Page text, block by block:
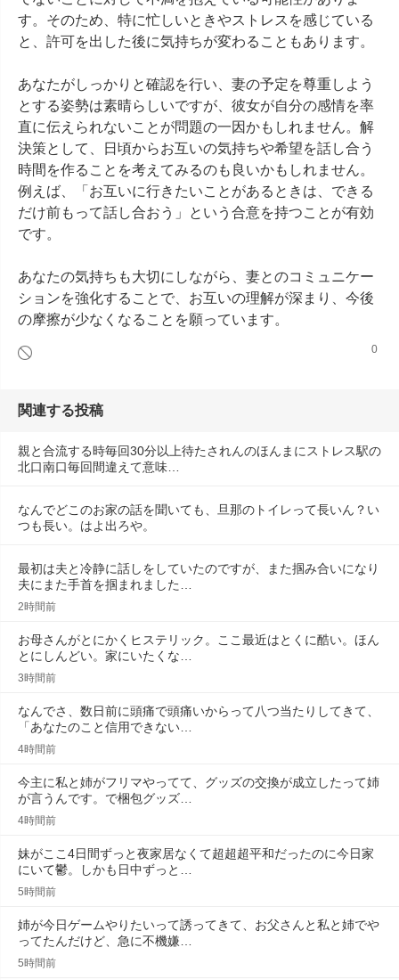
す。そのため、特に忙しいときやストレスを感じている
と、許可を出した後に気持ちが変わることもあります。
あなたがしっかりと確認を行い、妻の予定を尊重しよう
とする姿勢は素晴らしいですが、彼女が自分の感情を率
直に伝えられないことが問題の一因かもしれません。解
決策として、日頃からお互いの気持ちや希望を話し合う
時間を作ることを考えてみるのも良いかもしれません。
例えば、「お互いに行きたいことがあるときは、できる
だけ前もって話し合おう」という合意を持つことが有効
です。
あなたの気持ちも大切にしながら、妻とのコミュニケー
ションを強化することで、お互いの理解が深まり、今後
の摩擦が少なくなることを願っています。
0
関連する投稿
親と合流する時毎回30分以上待たされんのほんまにストレス駅の
北口南口毎回間違えて意味…
なんでどこのお家の話を聞いても、旦那のトイレって長いん？い
つも長い。はよ出ろや。
最初は夫と冷静に話しをしていたのですが、また掴み合いになり
夫にまた手首を掴まれました…
2時間前
お母さんがとにかくヒステリック。ここ最近はとくに酷い。ほん
とにしんどい。家にいたくな…
3時間前
なんでさ、数日前に頭痛で頭痛いからって八つ当たりしてきて、
「あなたのこと信用できない…
4時間前
今主に私と姉がフリマやってて、グッズの交換が成立したって姉
が言うんです。で梱包グッズ…
4時間前
妹がここ4日間ずっと夜家居なくて超超超平和だったのに今日家
にいて鬱。しかも日中ずっと…
5時間前
姉が今日ゲームやりたいって誘ってきて、お父さんと私と姉でや
ってたんだけど、急に不機嫌…
5時間前